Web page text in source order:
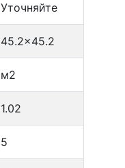
Уточняйте
45.2x45.2
м2
1.02
5